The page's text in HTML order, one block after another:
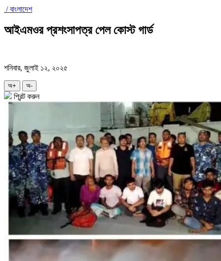
/বাংলাদেশ
আইএমওর প্রশংসাপত্র পেল কোস্ট গার্ড
শনিবার, জুলাই ১২, ২০২৫
অ+ অ-
প্রিন্ট করুন